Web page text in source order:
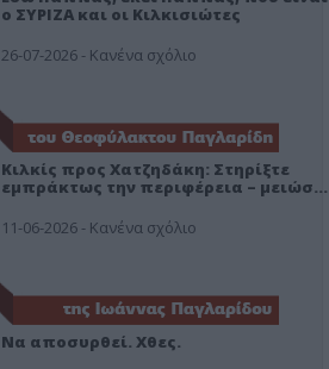
ο ΣΥΡΙΖΑ και οι Κιλκισιώτες
26-07-2026 - Κανένα σχόλιο
Κιλκίς προς Χατζηδάκη: Στηρίξτε
εμπράκτως την περιφέρεια – μειώσ…
11-06-2026 - Κανένα σχόλιο
Να αποσυρθεί. Χθες.